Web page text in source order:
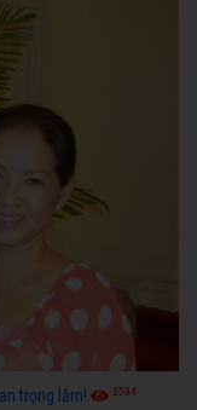
trọng lắm! 3594